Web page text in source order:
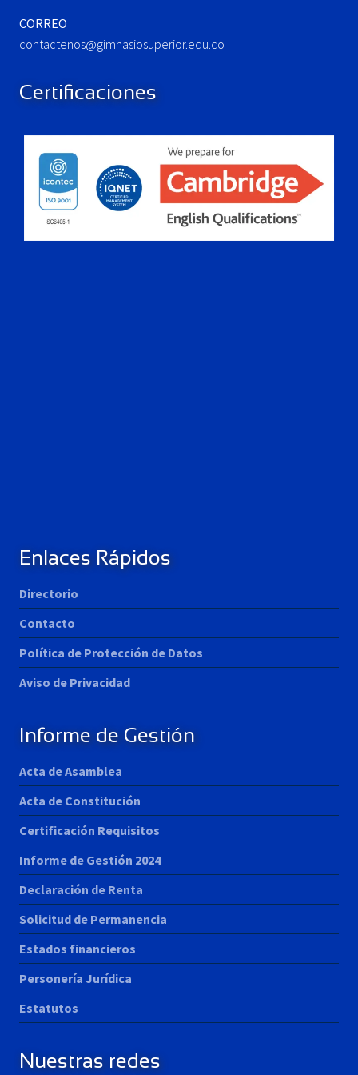
CORREO
contactenos@gimnasiosuperior.edu.co
Certificaciones
Enlaces Rápidos
Directorio
Contacto
Política de Protección de Datos
Aviso de Privacidad
Informe de Gestión
Acta de Asamblea
Acta de Constitución
Certificación Requisitos
Informe de Gestión 2024
Declaración de Renta
Solicitud de Permanencia
Estados financieros
Personería Jurídica
Estatutos
Nuestras redes